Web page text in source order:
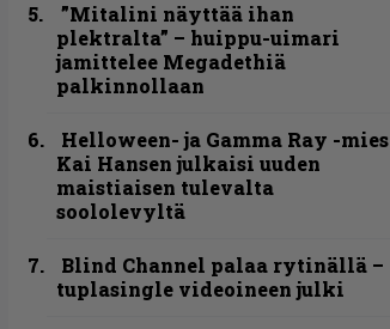
”Mitalini näyttää ihan
plektralta” – huippu-uimari
jamittelee Megadethiä
palkinnollaan
Helloween- ja Gamma Ray -mies
Kai Hansen julkaisi uuden
maistiaisen tulevalta
soololevyltä
Blind Channel palaa rytinällä –
tuplasingle videoineen julki